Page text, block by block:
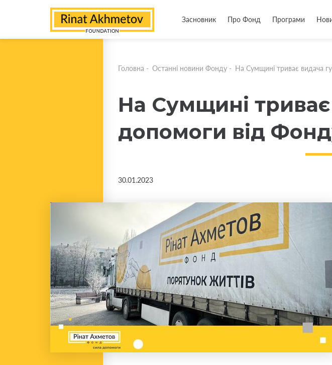
Засновник Про Фонд Програми
Головна - Останні новини Фонду - На Сумщині триває видача
На Сумщині триває
допомоги від
30.01.2023